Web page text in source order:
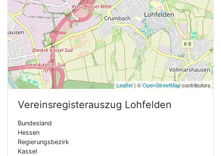
Leaflet| ©OpenStreetMapcontributors
Vereinsregisterauszug Lohfelden
Bundesland
Hessen
Regierungsbezirk
Kassel